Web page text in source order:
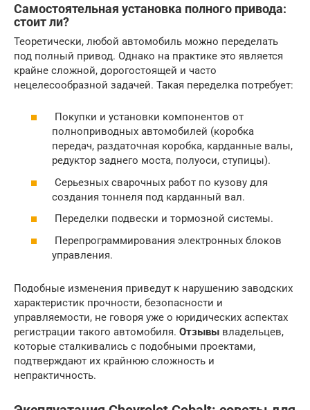
Самостоятельная установка полного привода:
стоит ли?
Теоретически, любой автомобиль можно переделать
под полный привод. Однако на практике это является
крайне сложной, дорогостоящей и часто
нецелесообразной задачей. Такая переделка потребует:
Покупки и установки компонентов от
полноприводных автомобилей (коробка
передач, раздаточная коробка, карданные валы,
редуктор заднего моста, полуоси, ступицы).
Серьезных сварочных работ по кузову для
создания тоннеля под карданный вал.
Переделки подвески и тормозной системы.
Перепрограммирования электронных блоков
управления.
Подобные изменения приведут к нарушению заводских
характеристик прочности, безопасности и
управляемости, не говоря уже о юридических аспектах
регистрации такого автомобиля. Отзывы владельцев,
которые сталкивались с подобными проектами,
подтверждают их крайнюю сложность и
непрактичность.